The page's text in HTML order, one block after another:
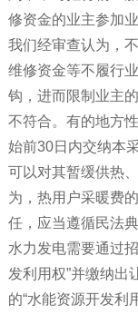
修资金的业主参加
我们经审查认为，
维修资金等不履行
钩，进而限制业主
不符合。有的地方
始前30日内交纳本
可以对其暂缓供热
为，热用户采暖费
任，应当遵循民法
水力发电需要通过
发利用权”并缴纳出
的“水能资源开发利